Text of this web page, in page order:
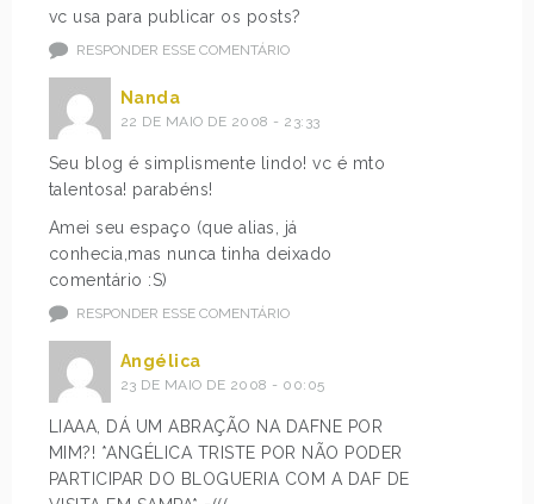
vc usa para publicar os posts?
RESPONDER ESSE COMENTÁRIO
Nanda
22 DE MAIO DE 2008 - 23:33
Seu blog é simplismente lindo! vc é mto
talentosa! parabéns!
Amei seu espaço (que alias, já
conhecia,mas nunca tinha deixado
comentário :S)
RESPONDER ESSE COMENTÁRIO
Angélica
23 DE MAIO DE 2008 - 00:05
LIAAA, DÁ UM ABRAÇÃO NA DAFNE POR
MIM?! *ANGÉLICA TRISTE POR NÃO PODER
PARTICIPAR DO BLOGUERIA COM A DAF DE